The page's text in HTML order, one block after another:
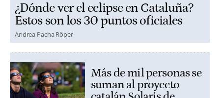
¿Dónde ver el eclipse en Cataluña?
Estos son los 30 puntos oficiales
Andrea Pacha Röper
Más de mil personas se
suman al proyecto